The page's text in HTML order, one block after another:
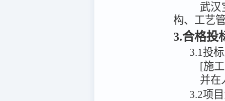
武汉
构、工艺
3.合格投
3.1投
[施
并在
3.2项